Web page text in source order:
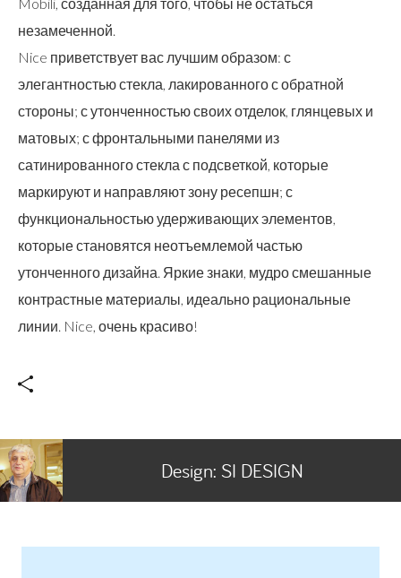
незамеченной.
Nice приветствует вас лучшим образом: с
элегантностью стекла, лакированного с обратной
стороны; с утонченностью своих отделок, глянцевых и
матовых; с фронтальными панелями из
сатинированного стекла с подсветкой, которые
маркируют и направляют зону ресепшн; с
функциональностью удерживающих элементов,
которые становятся неотъемлемой частью
утонченного дизайна. Яркие знаки, мудро смешанные
контрастные материалы, идеально рациональные
линии. Nice, очень красиво!
Design: SI DESIGN